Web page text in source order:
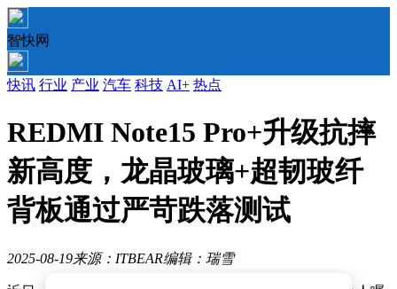
智快网
快讯 行业 产业 汽车 科技 AI+ 热点
REDMI Note15 Pro+升级抗摔
新高度，龙晶玻璃+超韧玻纤
背板通过严苛跌落测试
2025-08-19来源：ITBEAR编辑：瑞雪